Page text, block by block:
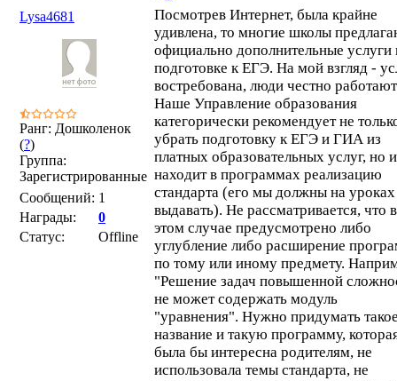
Lysa4681
Ранг: Дошколенок
(?)
Группа:
Зарегистрированные
Сообщений: 1
Награды:
0
Статус:
Offline
Посмотрев Интернет, была крайне
удивлена, то многие школы
официально дополнительные услуги
подготовке к ЕГЭ. На мой взгляд -
востребована, люди честно
Наше Управление образования
категорически рекомендует не
убрать подготовку к ЕГЭ и ГИА из
платных образовательных услуг, но и
находит в программах реализацию
стандарта (его мы должны на уроках
выдавать). Не рассматривается, что в
этом случае предусмотрено либо
углубление либо расширение
по тому или иному предмету.
"Решение задач повышенной
не может содержать модуль
"уравнения". Нужно придумать
название и такую программу,
была бы интересна родителям, не
использовала темы стандарта, не